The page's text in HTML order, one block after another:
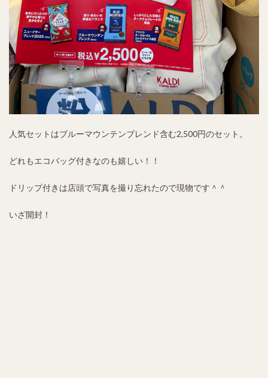
人気セットはブルーマウンテンブレンド含む2,500円のセット。
どれもエコバッグ付きなのも嬉しい！！
ドリップ付きは店頭で写真を撮り忘れたので現物です＾＾
いざ開封！